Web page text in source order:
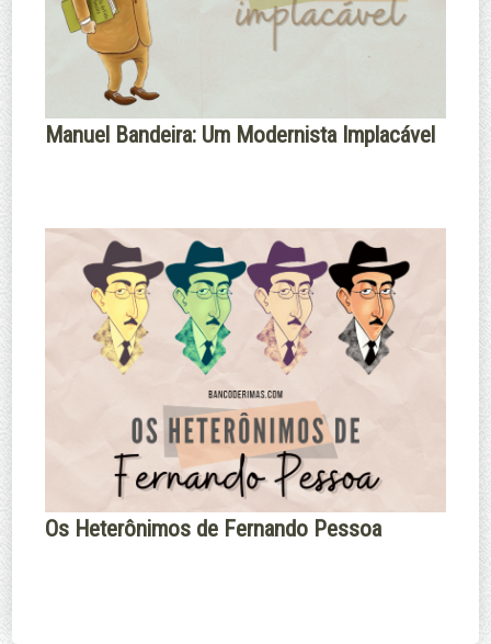
Manuel Bandeira: Um Modernista Implacável
Os Heterônimos de Fernando Pessoa